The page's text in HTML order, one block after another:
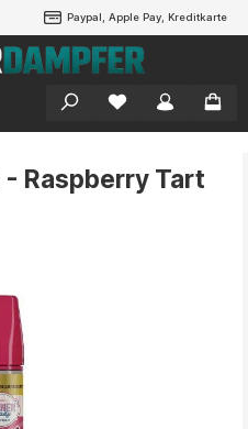
Paypal, Apple Pay, Kreditkarte
- Raspberry Tart